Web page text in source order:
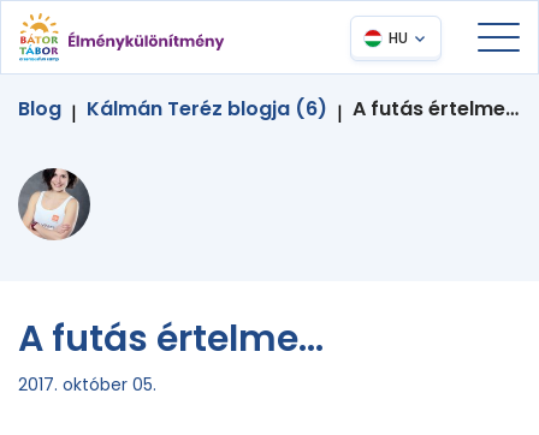
HU
Blog | Kálmán Teréz blogja (6) | A futás értelme…
A futás értelme...
2017. október 05.